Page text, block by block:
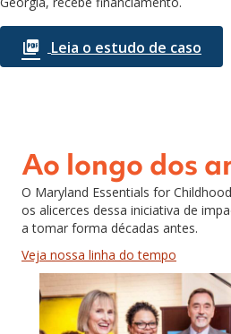
Leia o estudo de caso
Ao longo dos
O Maryland Essentials for
os alicerces dessa iniciativa de
a tomar forma décadas antes.
Veja nossa linha do tempo